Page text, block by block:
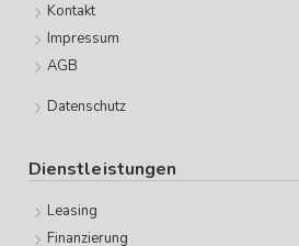
Kontakt
Impressum
AGB
Datenschutz
Dienstleistungen
Leasing
Finanzierung